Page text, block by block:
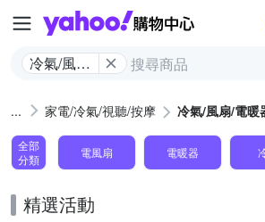
Yahoo購
冷氣/風扇/
家電/冷氣/視聽/按摩 冷氣/風扇/電暖
全部
分類
電風扇 電暖器
精選活動